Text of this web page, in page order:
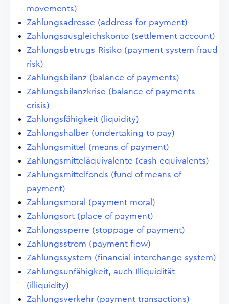
movements)
Zahlungsadresse (address for payment)
Zahlungsausgleichskonto (settlement account)
Zahlungsbetrugs-Risiko (payment system fraud
risk)
Zahlungsbilanz (balance of payments)
Zahlungsbilanzkrise (balance of payments
crisis)
Zahlungsfähigkeit (liquidity)
Zahlungshalber (undertaking to pay)
Zahlungsmittel (means of payment)
Zahlungsmitteläquivalente (cash equivalents)
Zahlungsmittelfonds (fund of means of
payment)
Zahlungsmoral (payment moral)
Zahlungsort (place of payment)
Zahlungssperre (stoppage of payment)
Zahlungsstrom (payment flow)
Zahlungssystem (financial interchange system)
Zahlungsunfähigkeit, auch Illiquidität
(illiquidity)
Zahlungsverkehr (payment transactions)